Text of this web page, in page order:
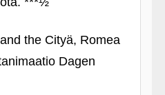
the Cityä, Romea
Dagen